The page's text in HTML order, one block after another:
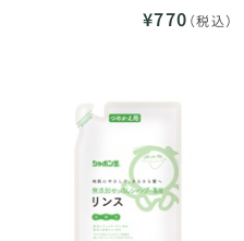
¥770 （税込）